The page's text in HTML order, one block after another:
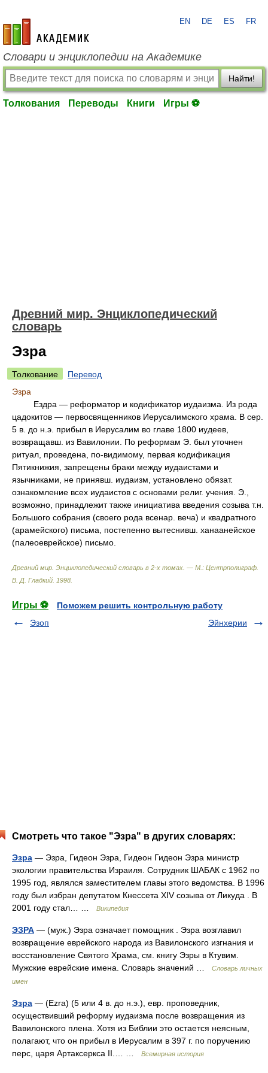
academic.ru
EN DE ES FR
Словари и энциклопедии на Академике
Найти!
Толкования Переводы Книги Игры ⚽
Древний мир. Энциклопедический
словарь
Эзра
Толкование
Перевод
Эзра
Ездра — реформатор и кодификатор иудаизма. Из рода
цадокитов — первосвященников Иерусалимского храма. В сер.
5 в. до н.э. прибыл в Иерусалим во главе 1800 иудеев,
возвращавш. из Вавилонии. По реформам Э. был уточнен
ритуал, проведена, по-видимому, первая кодификация
Пятикнижия, запрещены браки между иудаистами и
язычниками, не принявш. иудаизм, установлено обязат.
ознакомление всех иудаистов с основами религ. учения. Э.,
возможно, принадлежит также инициатива введения созыва т.н.
Большого собрания (своего рода всенар. веча) и квадратного
(арамейского) письма, постепенно вытеснивш. ханаанейское
(палеоеврейское) письмо.
Древний мир. Энциклопедический словарь в 2-х томах. — М.: Центрполиграф
В. Д. Гладкий 1998
Игры ⚽
Поможем решить контрольную работу
Эзоп
Эйнхерии
Смотреть что такое "Эзра" в других словарях:
Эзра — Эзра, Гидеон Эзра, Гидеон Гидеон Эзра министр
экологии правительства Израиля. Сотрудник ШАБАК с 1962 по
1995 год, являлся заместителем главы этого ведомства. В 1996
году был избран депутатом Кнессета ХIV созыва от Ликуда . В
2001 году стал… …
Википедия
ЭЗРА — (муж.) Эзра означает помощник . Эзра возглавил
возвращение еврейского народа из Вавилонского изгнания и
восстановление Святого Храма, см. книгу Эзры в Ктувим.
Мужские еврейские имена. Словарь значений …
Словарь личных
имен
Эзра — (Ezra) (5 или 4 в. до н.э.), евр. проповедник,
осуществивший реформу иудаизма после возвращения из
Вавилонского плена. Хотя из Библии это остается неясным,
полагают, что он прибыл в Иерусалим в 397 г. по поручению
перс, царя Артаксеркса II.… …
Всемирная история